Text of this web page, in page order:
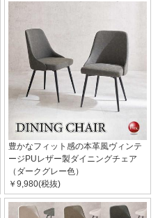
豊かなフィット感の本革風ヴィンテ
ージPUレザー製ダイニングチェア
（ダークグレー色）
￥9,980(税抜)